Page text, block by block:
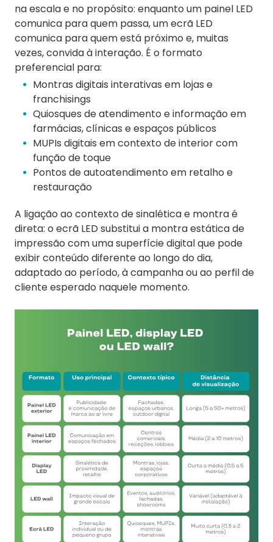
na escala e no propósito: enquanto um painel LED
comunica para quem passa, um ecrã LED
comunica para quem está próximo e, muitas
vezes, convida à interação. É o formato
preferencial para:
Montras digitais interativas em lojas e
franchisings
Quiosques de atendimento e informação em
farmácias, clínicas e espaços públicos
MUPIs digitais em contexto de interior com
função de toque
Pontos de autoatendimento em retalho e
restauração
A ligação ao contexto de sinalética e montra é
direta: o ecrã LED substitui a montra estática de
impressão com uma superfície digital que pode
exibir conteúdo diferente ao longo do dia,
adaptado ao período, à campanha ou ao perfil de
cliente esperado naquele momento.